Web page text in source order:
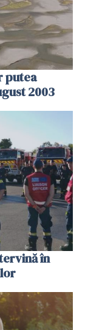
putea
2003
în